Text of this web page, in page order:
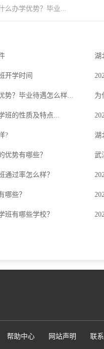
么办学优势？毕业...
湖
开学时间
势？毕业待遇怎么样... 为
班的性质及特点...
? 湖
优势有哪些？ 武
通过率怎么样？
哪些？
班有哪些学校？
帮助中心 网站声明 联